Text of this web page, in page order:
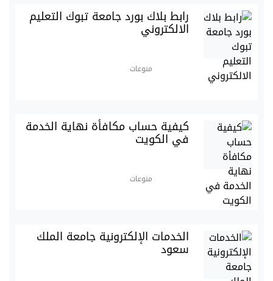
رابط بلاك بورد جامعة تبوك التعليم
الالكتروني
منوعات
كيفية حساب مكافأة نهاية الخدمة
في الكويت
منوعات
الخدمات الإلكترونية جامعة الملك
سعود